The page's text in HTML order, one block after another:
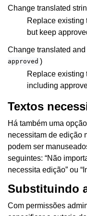
Change translated
Replace existing
but keep
Change translated
approved )
Replace existing
including
Textos
Há também uma
necessitam de edição
podem ser
seguintes: “Não
necessita edição” ou
Substituindo
Com permissões